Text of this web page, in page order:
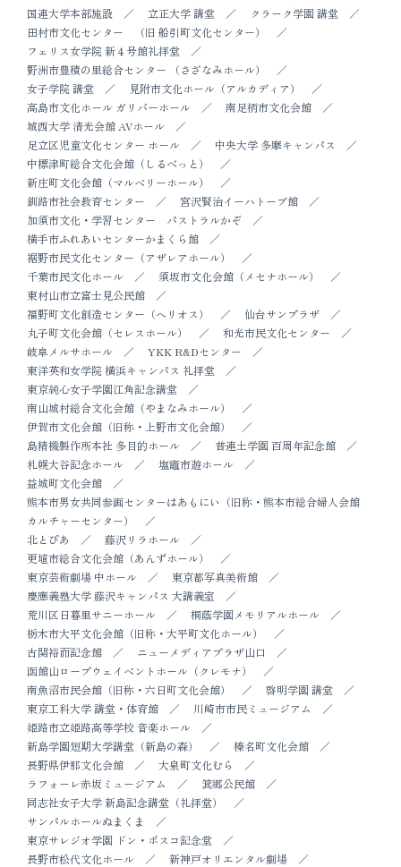
国連大学本部施設
立正大学 講堂
クラーク学園 講堂
田村市文化センター （旧 船引町文化センター）
フェリス女学院 新４号館礼拝堂
野洲市豊積の里総合センター （さざなみホール）
女子学院 講堂
見附市文化ホール（アルカディア）
高島市文化ホール ガリバーホール
南足柄市文化会館
城西大学 清光会館 AVホール
足立区児童文化センター ホール
中央大学 多摩キャンパス
中標津町総合文化会館（しるべっと）
新庄町文化会館（マルベリーホール）
釧路市社会教育センター
宮沢賢治イーハトーブ館
加須市文化・学習センター パストラルかぞ
横手市ふれあいセンターかまくら館
裾野市民文化センター（アザレアホール）
千葉市民文化ホール
須坂市文化会館（メセナホール）
東村山市立富士見公民館
福野町文化創造センター（ヘリオス）
仙台サンプラザ
丸子町文化会館（セレスホール）
和光市民文化センター
岐阜メルサホール
YKK R&Dセンター
東洋英和女学院 横浜キャンパス 礼拝堂
東京純心女子学園江角記念講堂
南山城村総合文化会館（やまなみホール）
伊賀市文化会館（旧称・上野市文化会館）
島精機製作所本社 多目的ホール
普連土学園 百周年記念館
札幌大谷記念ホール
塩竈市遊ホール
益城町文化会館
熊本市男女共同参画センターはあもにい（旧称・熊本市総合婦人会館
カルチャーセンター）
北とぴあ
藤沢リラホール
更埴市総合文化会館（あんずホール）
東京芸術劇場 中ホール
東京都写真美術館
慶應義塾大学 藤沢キャンパス 大講義室
荒川区日暮里サニーホール
桐蔭学園メモリアルホール
栃木市大平文化会館（旧称・大平町文化ホール）
古関裕而記念館
ニューメディアプラザ山口
函館山ロープウェイベントホール（クレモナ）
南魚沼市民会館（旧称・六日町文化会館）
啓明学園 講堂
東京工科大学 講堂・体育館
川崎市市民ミュージアム
姫路市立姫路高等学校 音楽ホール
新島学園短期大学講堂（新島の森）
榛名町文化会館
長野県伊那文化会館
大泉町文化むら
ラフォーレ赤坂ミュージアム
箕郷公民館
同志社女子大学 新島記念講堂（礼拝堂）
サンパルホールぬまくま
東京サレジオ学園 ドン・ボスコ記念堂
長野市松代文化ホール
新神戸オリエンタル劇場